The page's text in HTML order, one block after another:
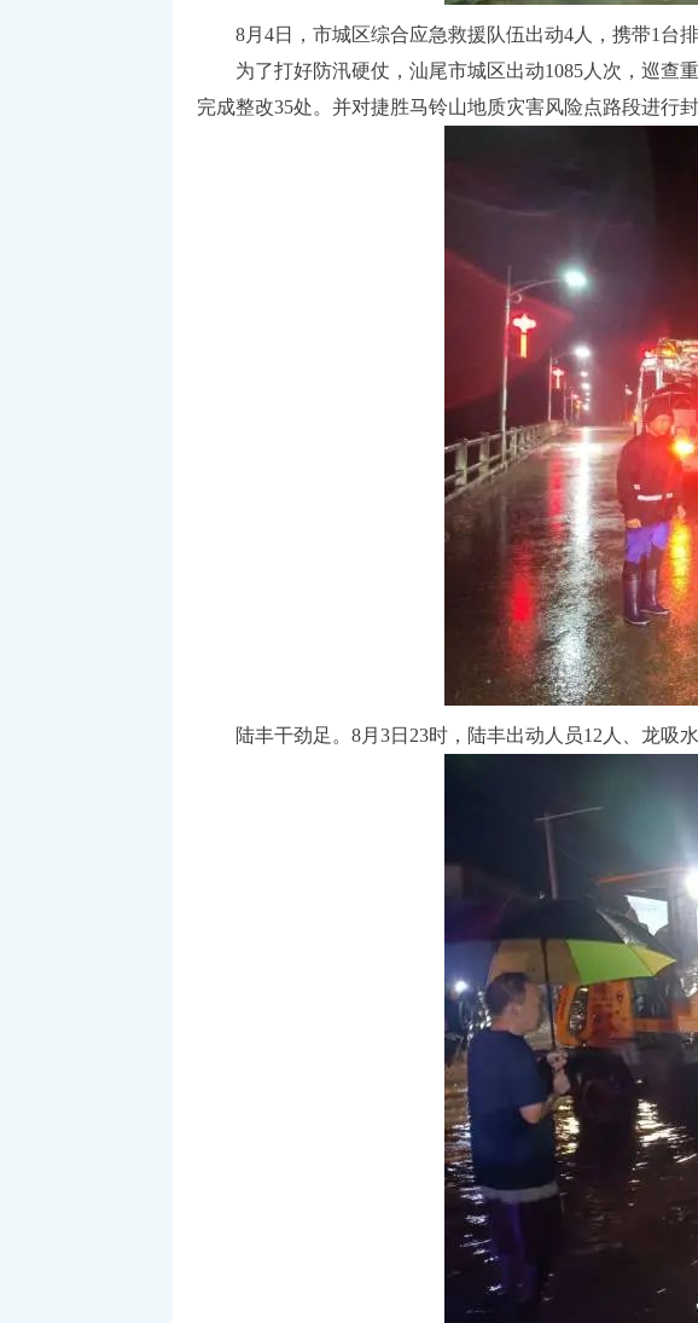
8月4日，市城区综合应急救援队伍出动4人，携带1台排
为了打好防汛硬仗，汕尾市城区出动1085人次，巡查重
完成整改35处。并对捷胜马铃山地质灾害风险点路段进行封
陆丰干劲足。8月3日23时，陆丰出动人员12人、龙吸水